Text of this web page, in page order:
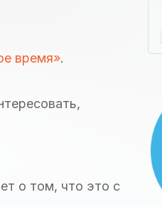
время».
о том, что это с